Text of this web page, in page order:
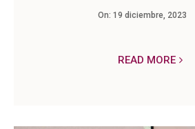
On: 19 diciembre, 2023
READ MORE